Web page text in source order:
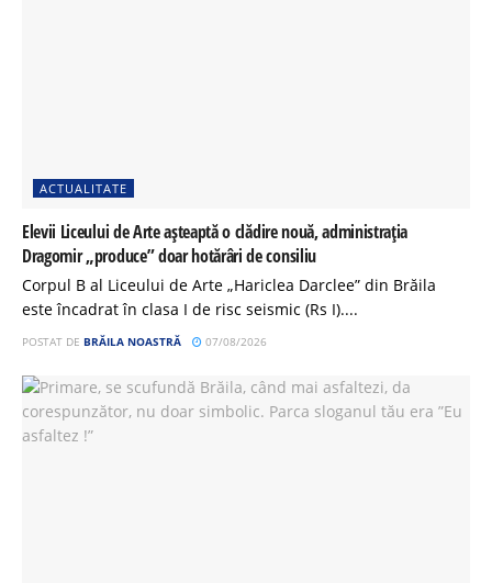
ACTUALITATE
Elevii Liceului de Arte așteaptă o clădire nouă, administrația
Dragomir „produce” doar hotărâri de consiliu
Corpul B al Liceului de Arte „Hariclea Darclee” din Brăila
este încadrat în clasa I de risc seismic (Rs I)....
POSTAT DE BRĂILA NOASTRĂ 07/08/2026